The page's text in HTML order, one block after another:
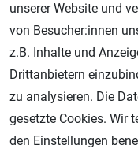
unserer Website und
von Besucher:innen
z.B. Inhalte und
Drittanbietern
zu analysieren. Die
gesetzte Cookies. Wir
den Einstellungen